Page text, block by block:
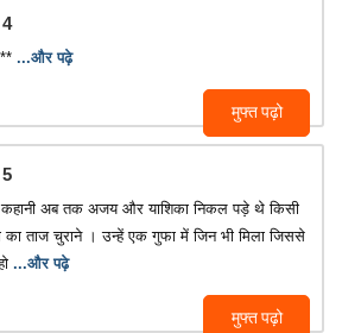
मुफ्त पढ़ो
...और पढ़े
मुफ्त पढ़ो
कहानी अब तक अजय और याशिका निकल पड़े थे किसी
ताज चुराने । उन्हें एक गुफा में जिन भी मिला जिससे
...और पढ़े